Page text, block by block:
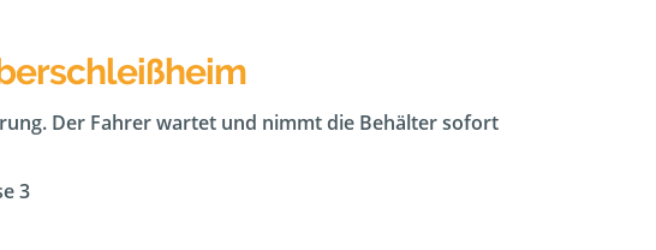
Der Fahrer wartet und nimmt die Behälter sofort
3